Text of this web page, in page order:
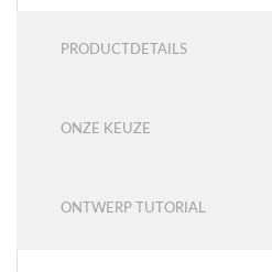
PRODUCTDETAILS
ONZE KEUZE
ONTWERP TUTORIAL